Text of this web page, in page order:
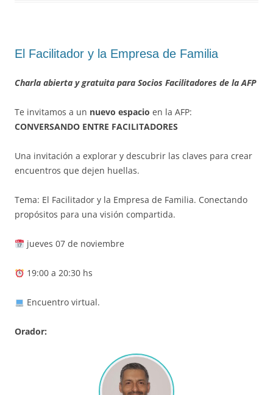
El Facilitador y la Empresa de Familia
Charla abierta y gratuita para Socios Facilitadores de la AFP
Te invitamos a un nuevo espacio en la AFP:
CONVERSANDO ENTRE FACILITADORES
Una invitación a explorar y descubrir las claves para crear
encuentros que dejen huellas.
Tema: El Facilitador y la Empresa de Familia. Conectando
propósitos para una visión compartida.
jueves 07 de noviembre
19:00 a 20:30 hs
Encuentro virtual.
Orador: